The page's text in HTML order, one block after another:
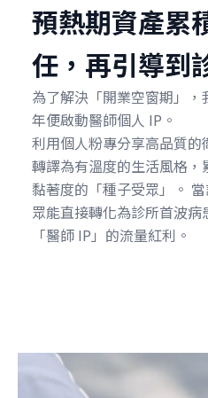
預熱期資產累
任，再引導到
為了解決「開業空窗期」
年便啟動醫師個人 IP。
利用個人粉專分享高品質
轉譯為有溫度的生活風格
黏著度的「種子受眾」。
眾能直接轉化為診所首波
「醫師 IP」的流量紅利。